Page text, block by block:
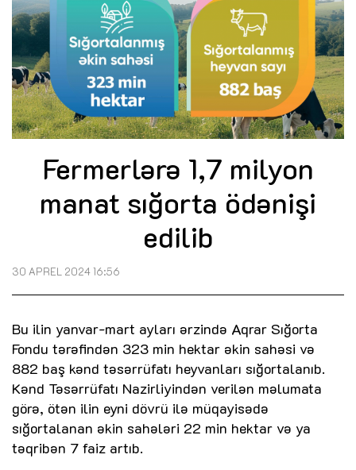
Fermerlərə 1,7 milyon
manat sığorta ödənişi
edilib
30 APREL 2024 16:56
Bu ilin yanvar-mart ayları ərzində Aqrar Sığorta
Fondu tərəfindən 323 min hektar əkin sahəsi və
882 baş kənd təsərrüfatı heyvanları sığortalanıb.
Kənd Təsərrüfatı Nazirliyindən verilən məlumata
görə, ötən ilin eyni dövrü ilə müqayisədə
sığortalanan əkin sahələri 22 min hektar və ya
təqribən 7 faiz artıb.